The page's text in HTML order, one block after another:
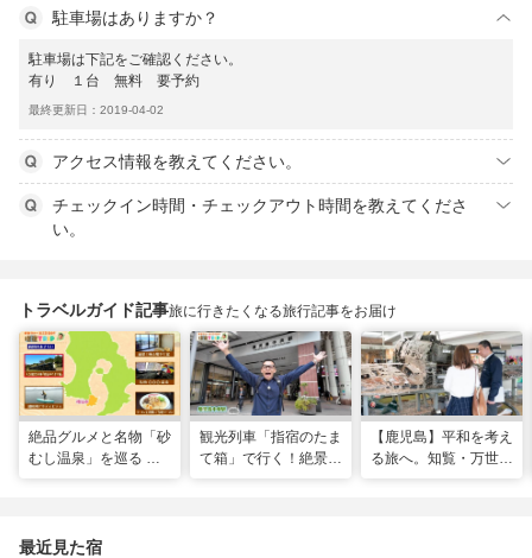
駐車場はありますか？
駐車場は下記をご確認ください。
有り １台 無料 要予約
最終更新日：2019-04-02
アクセス情報を教えてください。
チェックイン時間・チェックアウト時間を教えてくださ
い。
トラベルガイド記事旅に行きたくなる旅行記事をお届け
絶品グルメと名物「砂
むし温泉」を巡る 心
観光列車「指宿のたま
て箱」で行く！絶景グ
【鹿児島】平和を考え
る旅へ。知覧・万世で
最近見た宿